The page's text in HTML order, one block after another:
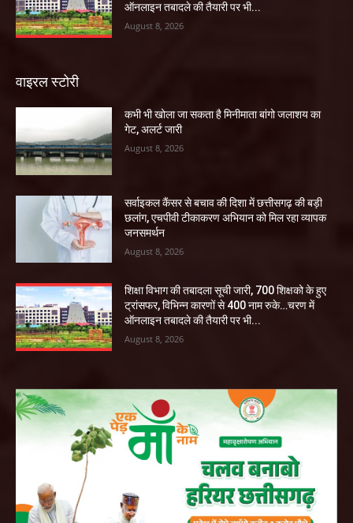
ऑनलाइन तबादले की तैयारी पर भी...
August 8, 2026
वाइरल स्टोरी
कभी भी खोला जा सकता है मिनीमाता बांगो जलाशय का
गेट, अलर्ट जारी
August 8, 2026
सर्वाइकल कैंसर से बचाव की दिशा में छत्तीसगढ़ की बड़ी
छलांग, एचपीवी टीकाकरण अभियान को मिल रहा व्यापक
जनसमर्थन
August 8, 2026
शिक्षा विभाग की तबादला सूची जारी, 700 शिक्षको के हुए
ट्रांसफर, विभिन्न कारणों से 400 नाम रुके…चरण में
ऑनलाइन तबादले की तैयारी पर भी...
August 8, 2026